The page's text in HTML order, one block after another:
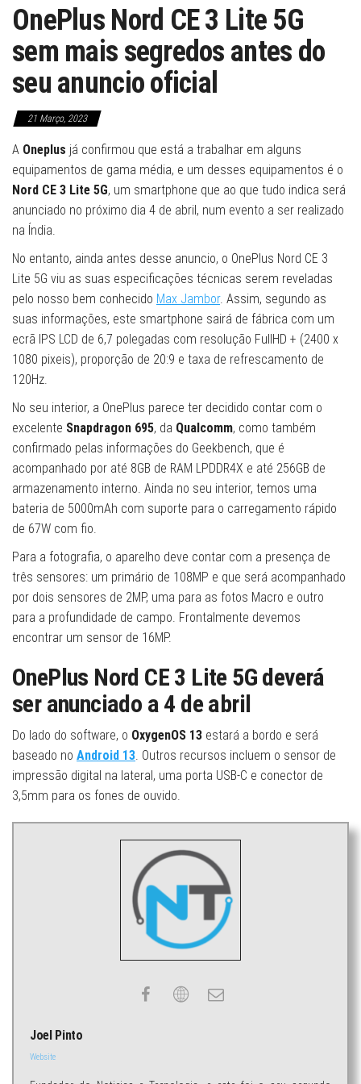
OnePlus Nord CE 3 Lite 5G
sem mais segredos antes do
seu anuncio oficial
21 Março, 2023
A Oneplus já confirmou que está a trabalhar em alguns
equipamentos de gama média, e um desses equipamentos é o
Nord CE 3 Lite 5G, um smartphone que ao que tudo indica será
anunciado no próximo dia 4 de abril, num evento a ser realizado
na Índia.
No entanto, ainda antes desse anuncio, o OnePlus Nord CE 3
Lite 5G viu as suas especificações técnicas serem reveladas
pelo nosso bem conhecido Max Jambor. Assim, segundo as
suas informações, este smartphone sairá de fábrica com um
ecrã IPS LCD de 6,7 polegadas com resolução FullHD + (2400 x
1080 pixeis), proporção de 20:9 e taxa de refrescamento de
120Hz.
No seu interior, a OnePlus parece ter decidido contar com o
excelente Snapdragon 695, da Qualcomm, como também
confirmado pelas informações do Geekbench, que é
acompanhado por até 8GB de RAM LPDDR4X e até 256GB de
armazenamento interno. Ainda no seu interior, temos uma
bateria de 5000mAh com suporte para o carregamento rápido
de 67W com fio.
Para a fotografia, o aparelho deve contar com a presença de
três sensores: um primário de 108MP e que será acompanhado
por dois sensores de 2MP, uma para as fotos Macro e outro
para a profundidade de campo. Frontalmente devemos
encontrar um sensor de 16MP.
OnePlus Nord CE 3 Lite 5G deverá
ser anunciado a 4 de abril
Do lado do software, o OxygenOS 13 estará a bordo e será
baseado no Android 13. Outros recursos incluem o sensor de
impressão digital na lateral, uma porta USB-C e conector de
3,5mm para os fones de ouvido.
Joel Pinto
Website